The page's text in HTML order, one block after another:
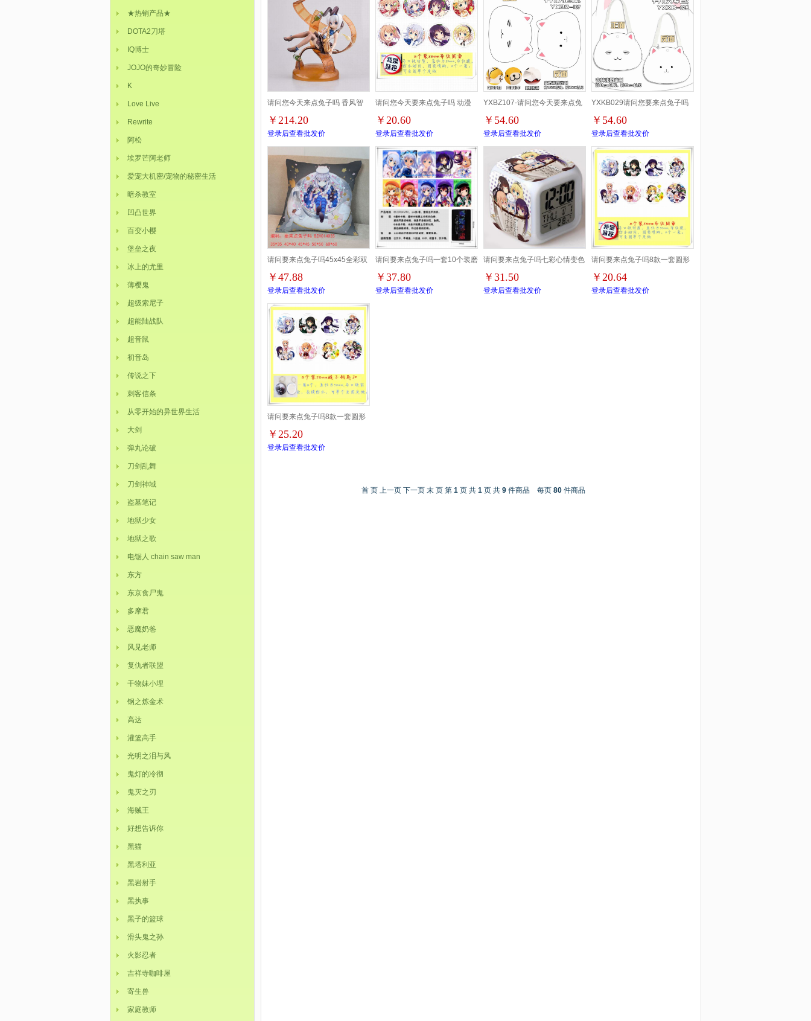
★热销产品★
DOTA2刀塔
IQ博士
JOJO的奇妙冒险
K
Love Live
Rewrite
阿松
埃罗芒阿老师
爱宠大机密/宠物的秘密生活
暗杀教室
凹凸世界
百变小樱
堡垒之夜
冰上的尤里
薄樱鬼
超级索尼子
超能陆战队
超音鼠
初音岛
传说之下
刺客信条
从零开始的异世界生活
大剑
弹丸论破
刀剑乱舞
刀剑神域
盗墓笔记
地狱少女
地狱之歌
电锯人 chain saw man
东方
东京食尸鬼
多摩君
恶魔奶爸
风见老师
复仇者联盟
干物妹小埋
钢之炼金术
高达
灌篮高手
光明之泪与风
鬼灯的冷彻
鬼灭之刃
海贼王
好想告诉你
黑猫
黑塔利亚
黑岩射手
黑执事
黑子的篮球
滑头鬼之孙
火影忍者
吉祥寺咖啡屋
寄生兽
家庭教师
请问您今天来点兔子吗 香风智
乃 盒装手办摆件模型 16CM
0.4KG 彩盒尺寸：
24X20X23.5CM 一箱18个
￥214.20
登录后查看批发价
请问您今天要来点兔子吗 动漫
马口铁徽章胸章圆形布纹胸针 8
款一套 58MM
￥20.60
登录后查看批发价
YXBZ107-请问您今天要来点兔
子吗动漫百变异形抱枕 40X50
￥54.60
登录后查看批发价
YXKB029请问您要来点兔子吗
异形帆布购物挎包提前2天订货
￥54.60
登录后查看批发价
请问要来点兔子吗45x45全彩双
面方抱枕
￥47.88
登录后查看批发价
请问要来点兔子吗一套10个装磨
砂卡贴5套起批
￥37.80
登录后查看批发价
请问要来点兔子吗七彩心情变色
盒装闹钟
￥31.50
登录后查看批发价
请问要来点兔子吗8款一套圆形
布纹胸针胸章58mm
￥20.64
登录后查看批发价
请问要来点兔子吗8款一套圆形
镜子钥匙扣58mm
￥25.20
登录后查看批发价
首 页 上一页 下一页 末 页 第 1页 共 1页 共 9件商品 每页 80件商品